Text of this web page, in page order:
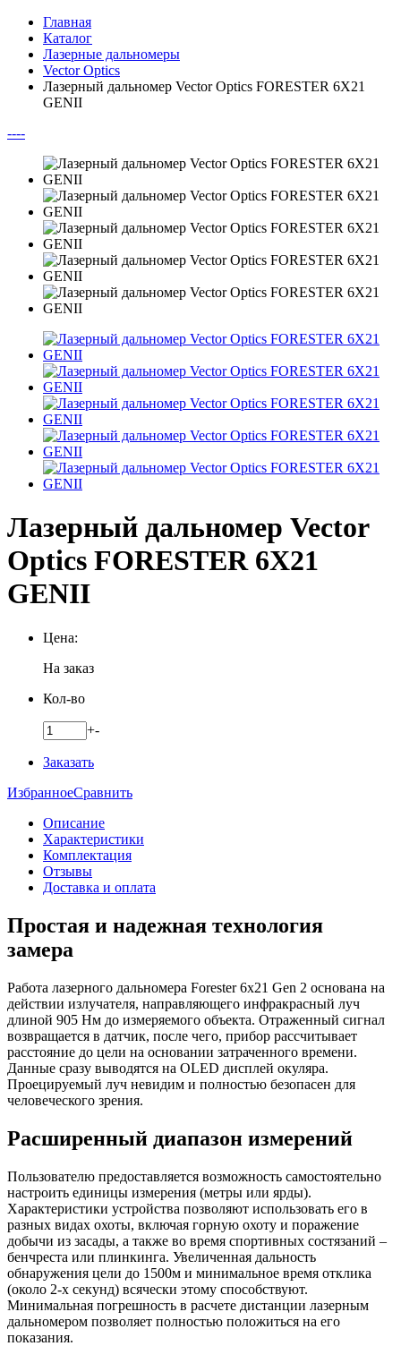
Главная
Каталог
Лазерные дальномеры
Vector Optics
Лазерный дальномер Vector Optics FORESTER 6X21
GENII
----
Лазерный дальномер Vector
Optics FORESTER 6X21
GENII
Цена:
На заказ
Кол-во
+-
Заказать
ИзбранноеСравнить
Описание
Характеристики
Комплектация
Отзывы
Доставка и оплата
Простая и надежная технология
замера
Работа лазерного дальномера Forester 6x21 Gen 2 основана на
действии излучателя, направляющего инфракрасный луч
длиной 905 Нм до измеряемого объекта. Отраженный сигнал
возвращается в датчик, после чего, прибор рассчитывает
расстояние до цели на основании затраченного времени.
Данные сразу выводятся на OLED дисплей окуляра.
Проецируемый луч невидим и полностью безопасен для
человеческого зрения.
Расширенный диапазон измерений
Пользователю предоставляется возможность самостоятельно
настроить единицы измерения (метры или ярды).
Характеристики устройства позволяют использовать его в
разных видах охоты, включая горную охоту и поражение
добычи из засады, а также во время спортивных состязаний –
бенчреста или плинкинга. Увеличенная дальность
обнаружения цели до 1500м и минимальное время отклика
(около 2-х секунд) всячески этому способствуют.
Минимальная погрешность в расчете дистанции лазерным
дальномером позволяет полностью положиться на его
показания.